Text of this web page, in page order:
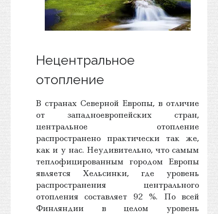
Нецентральное
отопление
В странах Северной Европы, в отличие
от западноевропейских стран,
центральное отопление
распространено практически так же,
как и у нас. Неудивительно, что самым
теплофицированным городом Европы
является Хельсинки, где уровень
распространения центрального
отопления составляет 92 %. По всей
Финляндии в целом уровень